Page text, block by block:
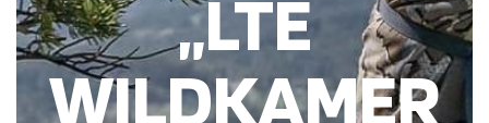
„LTE
WILDKAMER